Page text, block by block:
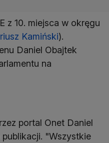
z 10. miejsca w okręgu
Kamiński).
Daniel Obajtek
na
portal Onet Daniel
publikacji. "Wszystkie